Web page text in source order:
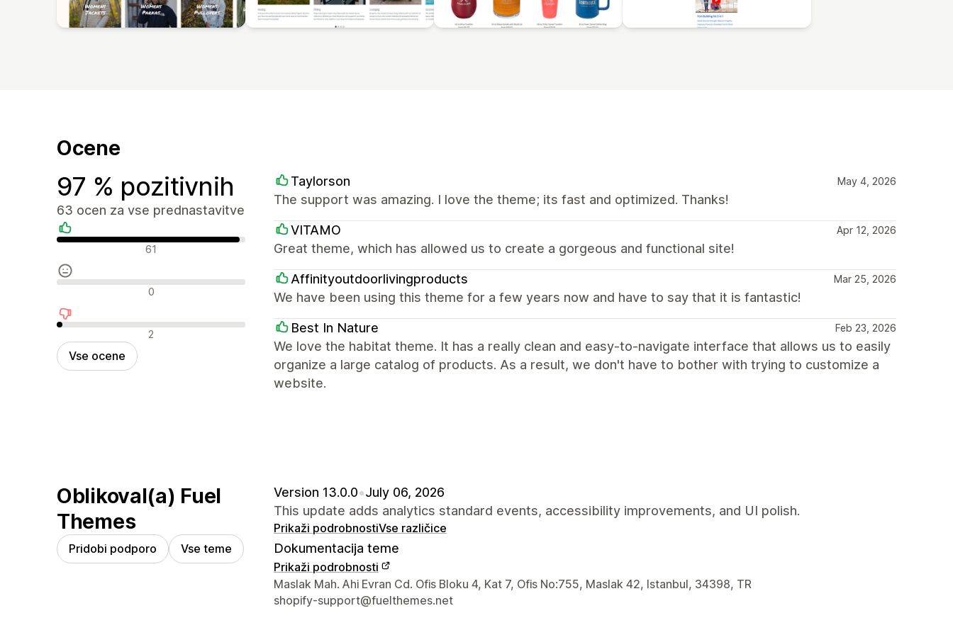
Ocene
97 % pozitivnih
63 ocen za vse prednastavitve
Pozitivne ocene 61
Nevtralne ocene 0
Negativne ocene 2
Vse ocene
Taylorson May 4, 2026
The support was amazing. I love the theme; its fast and optimized. Thanks!
VITAMO Apr 12, 2026
Great theme, which has allowed us to create a gorgeous and functional site!
Affinityoutdoorlivingproducts Mar 25, 2026
We have been using this theme for a few years now and have to say that it is fantastic!
Best In Nature Feb 23, 2026
We love the habitat theme. It has a really clean and easy-to-navigate interface that allows us to easily
organize a large catalog of products. As a result, we don't have to bother with trying to customize a
website.
Oblikoval(a) Fuel
Themes
Pridobi podporo Vse teme
Version 13.0.0•July 06, 2026
This update adds analytics standard events, accessibility improvements, and UI polish.
Prikaži podrobnostiVse različice
Dokumentacija teme
Prikaži podrobnosti
Podatki za stik z oblikovalcem
Maslak Mah. Ahi Evran Cd. Ofis Bloku 4, Kat 7, Ofis No:755, Maslak 42, Istanbul, 34398, TR
shopify-support@fuelthemes.net